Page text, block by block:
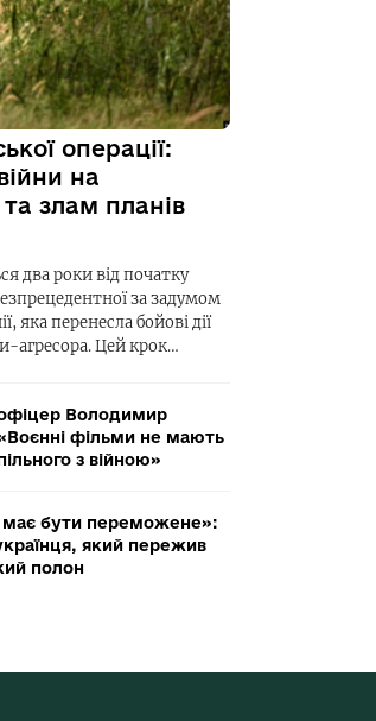
операції:
на
злам планів
два роки від початку
за задумом
яка перенесла бойові дії
агресора. Цей крок…
Володимир
фільми не мають
з війною»
має бути переможене»:
який пережив
полон